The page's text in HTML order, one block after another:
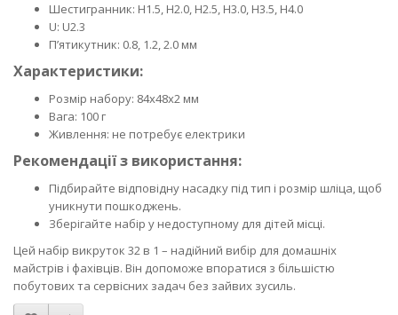
Шестигранник: H1.5, H2.0, H2.5, H3.0, H3.5, H4.0
U: U2.3
П’ятикутник: 0.8, 1.2, 2.0 мм
Характеристики:
Розмір набору: 84x48x2 мм
Вага: 100 г
Живлення: не потребує електрики
Рекомендації з використання:
Підбирайте відповідну насадку під тип і розмір шліца, щоб
уникнути пошкоджень.
Зберігайте набір у недоступному для дітей місці.
Цей набір викруток 32 в 1 – надійний вибір для домашніх
майстрів і фахівців. Він допоможе впоратися з більшістю
побутових та сервісних задач без зайвих зусиль.